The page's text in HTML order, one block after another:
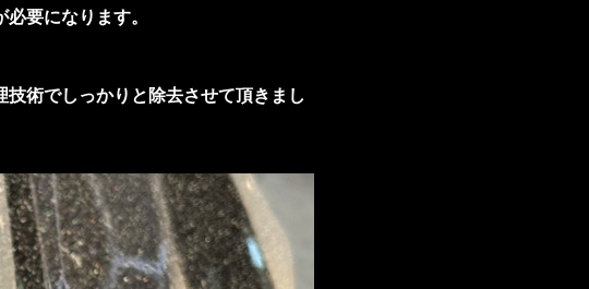
要になります。
術でしっかりと除去させて頂きまし